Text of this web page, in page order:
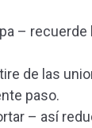
– recuerde
de las
paso.
– así